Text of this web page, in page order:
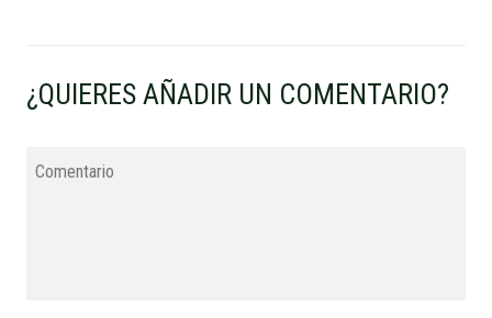
¿QUIERES AÑADIR UN COMENTARIO?